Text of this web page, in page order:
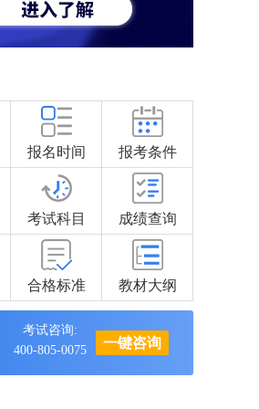
报名时间 报考条件
考试科目 成绩查询
合格标准 教材大纲
考试咨询:
400-805-0075
一键咨询